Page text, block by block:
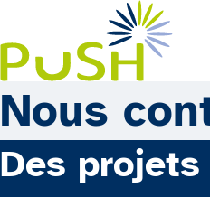
Aller au contenu principal
Nous
Des